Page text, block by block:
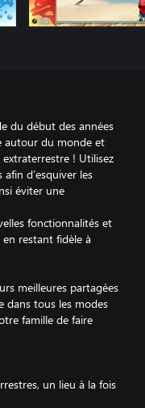
du début des années
autour du monde et
! Utilisez
d’esquiver les
éviter une
fonctionnalités et
restant fidèle à
meilleures partagées
dans tous les modes
famille de faire
un lieu à la fois